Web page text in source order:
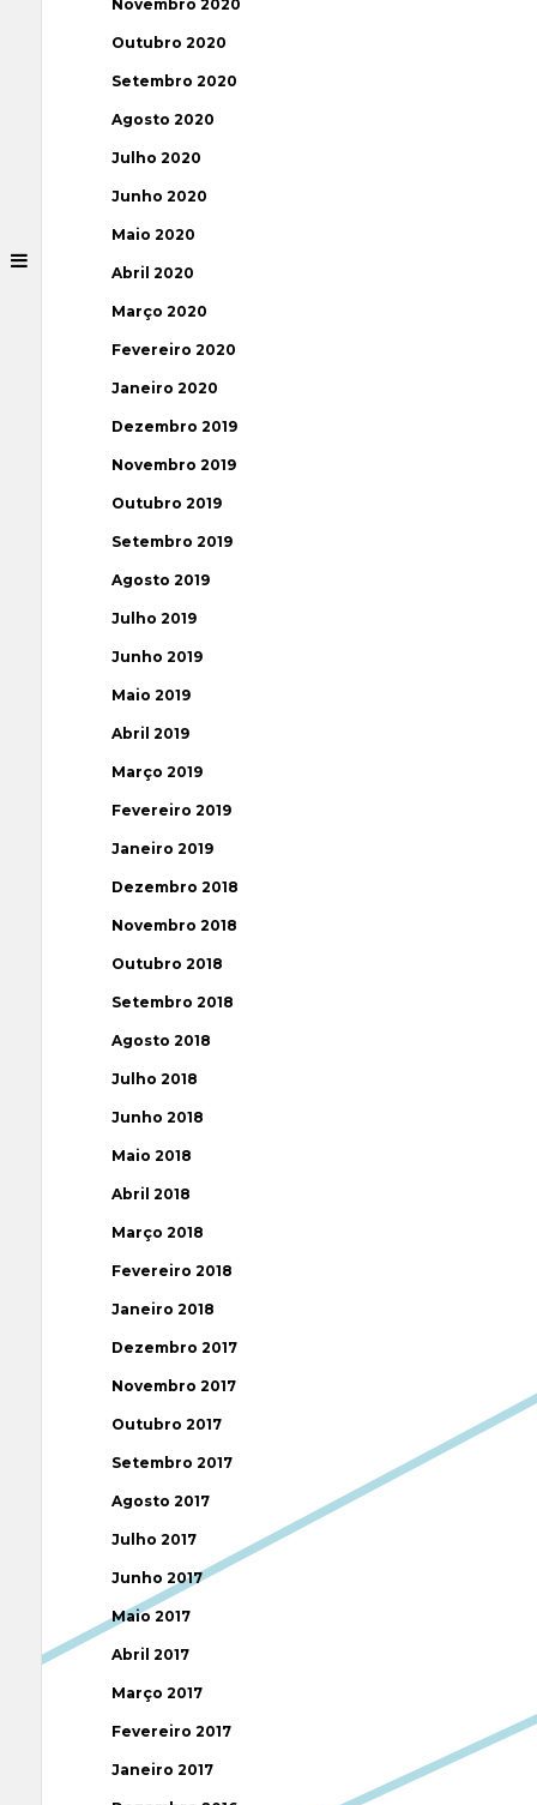
Novembro 2020
Outubro 2020
Setembro 2020
Agosto 2020
Julho 2020
Junho 2020
Maio 2020
Abril 2020
Março 2020
Fevereiro 2020
Janeiro 2020
Dezembro 2019
Novembro 2019
Outubro 2019
Setembro 2019
Agosto 2019
Julho 2019
Junho 2019
Maio 2019
Abril 2019
Março 2019
Fevereiro 2019
Janeiro 2019
Dezembro 2018
Novembro 2018
Outubro 2018
Setembro 2018
Agosto 2018
Julho 2018
Junho 2018
Maio 2018
Abril 2018
Março 2018
Fevereiro 2018
Janeiro 2018
Dezembro 2017
Novembro 2017
Outubro 2017
Setembro 2017
Agosto 2017
Julho 2017
Junho 2017
Maio 2017
Abril 2017
Março 2017
Fevereiro 2017
Janeiro 2017